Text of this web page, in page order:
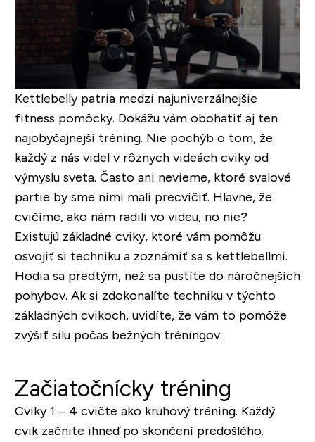
Kettlebelly patria medzi najuniverzálnejšie
fitness pomôcky. Dokážu vám obohatiť aj ten
najobyčajnejší tréning. Nie pochýb o tom, že
každý z nás videl v rôznych videách cviky od
výmyslu sveta. Často ani nevieme, ktoré svalové
partie by sme nimi mali precvičiť. Hlavne, že
cvičíme, ako nám radili vo videu, no nie?
Existujú základné cviky, ktoré vám pomôžu
osvojiť si techniku a zoznámiť sa s kettlebellmi.
Hodia sa predtým, než sa pustíte do náročnejších
pohybov. Ak si zdokonalíte techniku v týchto
základných cvikoch, uvidíte, že vám to pomôže
zvýšiť silu počas bežných tréningov.
Začiatočnícky tréning
Cviky 1 – 4 cvičte ako kruhový tréning. Každý
cvik začnite ihneď po skončení predošlého.